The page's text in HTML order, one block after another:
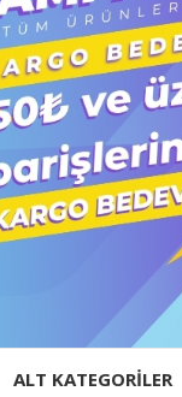
ALT KATEGORILER